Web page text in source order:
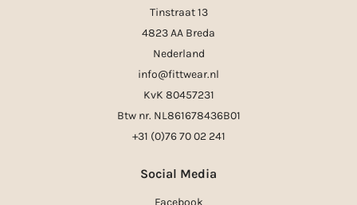
Tinstraat 13
4823 AA Breda
Nederland
info@fittwear.nl
KvK 80457231
Btw nr. NL861678436B01
+31 (0)76 70 02 241
Social Media
Facebook